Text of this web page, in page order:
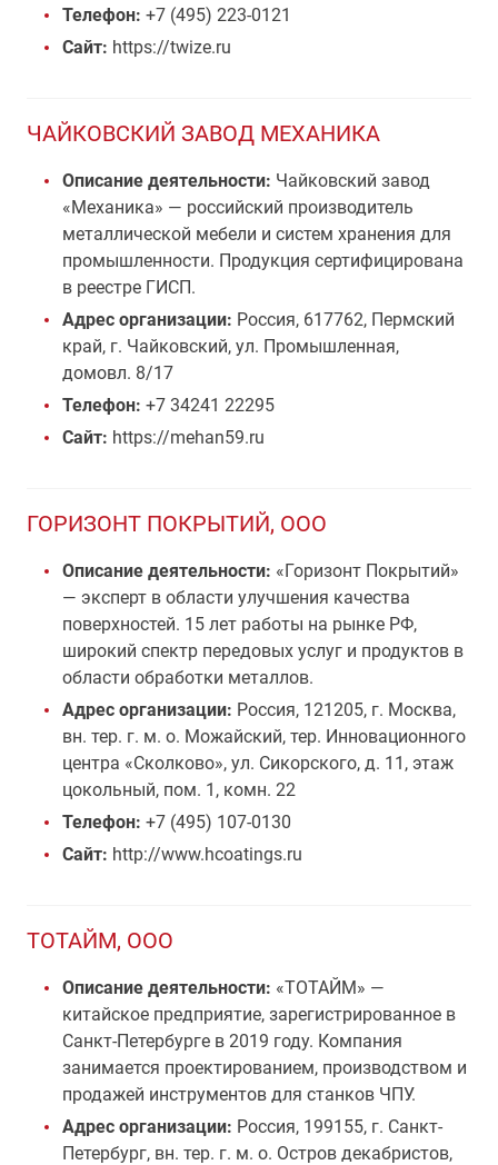
Телефон: +7 (495) 223-0121
Сайт: https://twize.ru
ЧАЙКОВСКИЙ ЗАВОД МЕХАНИКА
Описание деятельности: Чайковский завод
«Механика» — российский производитель
металлической мебели и систем хранения для
промышленности. Продукция сертифицирована
в реестре ГИСП.
Адрес организации: Россия, 617762, Пермский
край, г. Чайковский, ул. Промышленная,
домовл. 8/17
Телефон: +7 34241 22295
Сайт: https://mehan59.ru
ГОРИЗОНТ ПОКРЫТИЙ, ООО
Описание деятельности: «Горизонт Покрытий»
— эксперт в области улучшения качества
поверхностей. 15 лет работы на рынке РФ,
широкий спектр передовых услуг и продуктов в
области обработки металлов.
Адрес организации: Россия, 121205, г. Москва,
вн. тер. г. м. о. Можайский, тер. Инновационного
центра «Сколково», ул. Сикорского, д. 11, этаж
цокольный, пом. 1, комн. 22
Телефон: +7 (495) 107-0130
Сайт: http://www.hcoatings.ru
ТОТАЙМ, ООО
Описание деятельности: «ТОТАЙМ» —
китайское предприятие, зарегистрированное в
Санкт-Петербурге в 2019 году. Компания
занимается проектированием, производством и
продажей инструментов для станков ЧПУ.
Адрес организации: Россия, 199155, г. Санкт-
Петербург, вн. тер. г. м. о. Остров декабристов,